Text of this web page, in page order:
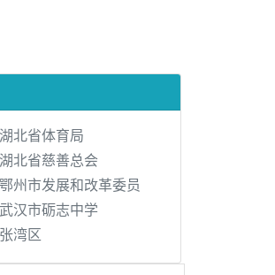
湖北省体育局
湖北省慈善总会
鄂州市发展和改革委员
武汉市砺志中学
张湾区